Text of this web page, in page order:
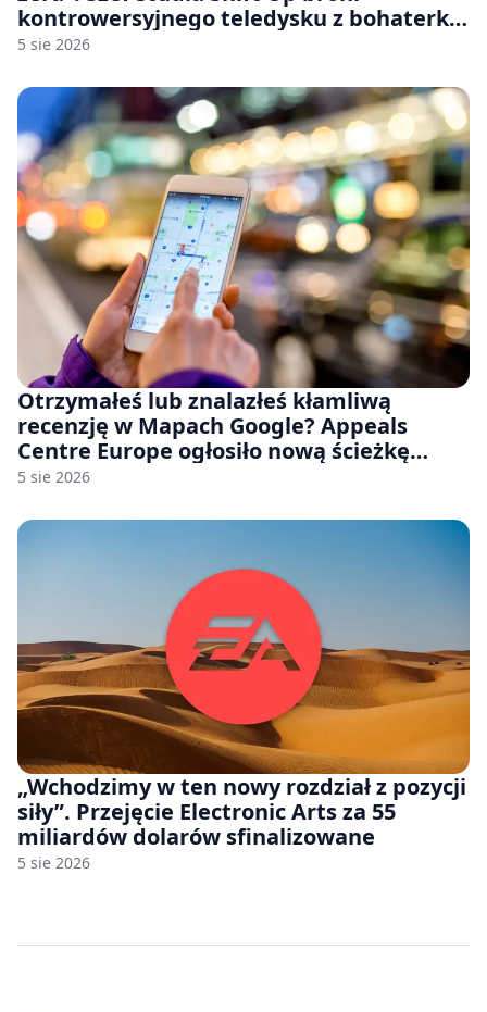
kontrowersyjnego teledysku z bohaterką
Stellar Blade: Blood Rain
5 sie 2026
Otrzymałeś lub znalazłeś kłamliwą
recenzję w Mapach Google? Appeals
Centre Europe ogłosiło nową ścieżkę
odwoławczą dla firm i konsumentów
5 sie 2026
„Wchodzimy w ten nowy rozdział z pozycji
siły”. Przejęcie Electronic Arts za 55
miliardów dolarów sfinalizowane
5 sie 2026